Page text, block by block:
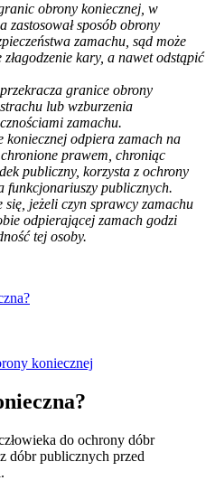
obrony koniecznej, w
zastosował sposób obrony
zamachu, sąd może
kary, a nawet odstąpić
granice obrony
lub wzburzenia
zamachu.
odpiera zamach na
prawem, chroniąc
publiczny, korzysta z ochrony
funkcjonariuszy publicznych.
się, jeżeli czyn sprawcy zamachu
odpierającej zamach godzi
tej osoby.
koniecznej
do ochrony dóbr
dóbr publicznych przed